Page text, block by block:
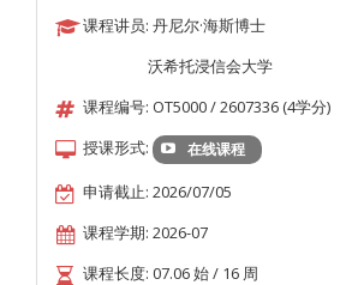
课程讲员: 丹尼尔·海斯博士
沃希托浸信会大学
课程编号: OT5000 / 2607336 (4学分)
授课形式:
在线课程
申请截止: 2026/07/05
课程学期: 2026-07
课程长度: 07.06 始 / 16 周